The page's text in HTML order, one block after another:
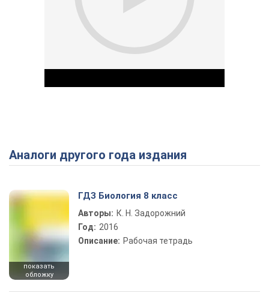
Play Video
Аналоги другого года издания
показать
обложку
ГДЗ Биология 8 класс
Авторы: К. Н. Задорожний
Год: 2016
Описание: Рабочая тетрадь